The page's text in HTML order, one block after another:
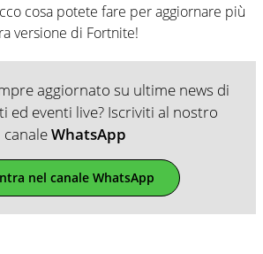
cosa potete fare per aggiornare più
versione di Fortnite!
aggiornato su ultime news di
ed eventi live? Iscriviti al nostro
canaleWhatsApp
nel canale WhatsApp